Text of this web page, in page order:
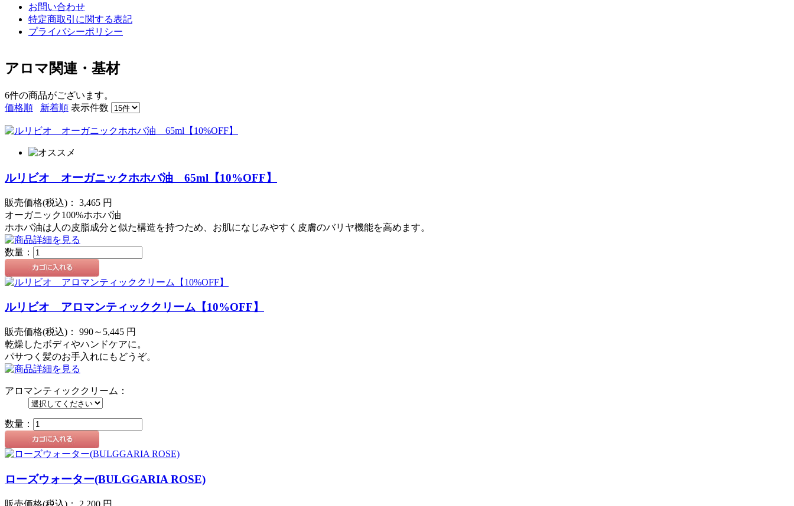
お問い合わせ
特定商取引に関する表記
プライバシーポリシー
アロマ関連・基材
6件の商品がございます。
価格順
新着順 表示件数
ルリビオ オーガニックホホバ油 65ml【10%OFF】
販売価格(税込)： 3,465 円
オーガニック100%ホホバ油
ホホバ油は人の皮脂成分と似た構造を持つため、お肌になじみやすく皮膚のバリヤ機能を高めます。
数量：
ルリビオ アロマンティッククリーム【10%OFF】
販売価格(税込)： 990～5,445 円
乾燥したボディやハンドケアに。
パサつく髪のお手入れにもどうぞ。
アロマンティッククリーム：
数量：
ローズウォーター(BULGGARIA ROSE)
販売価格(税込)： 2,200 円